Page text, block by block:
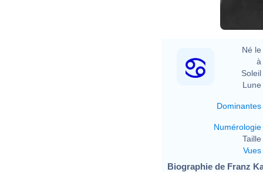
Né le
à
Soleil
Lune
Dominantes
Numérologie
Taille
Vues
Biographie de Franz